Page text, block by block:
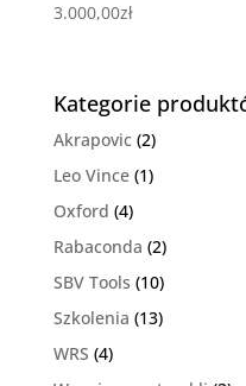
3.000,00zł
Kategorie
Akrapovic (2)
Leo Vince (1)
Oxford (4)
Rabaconda (2)
SBV Tools (10)
Szkolenia (13)
WRS (4)